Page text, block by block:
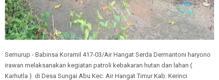
Semurup - Babinsa Koramil 417-03/Air Hangat Serda Dermantoni haryono
irawan melaksanakan kegiatan patroli kebakaran hutan dan lahan (
Karhutla ) di Desa Sungai Abu Kec. Air Hangat Timur Kab. Kerinci